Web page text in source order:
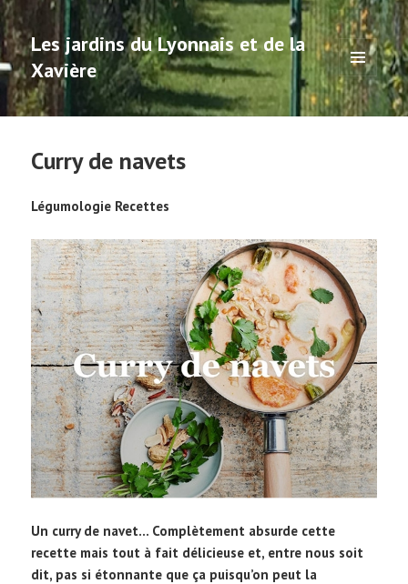
Les jardins du Lyonnais et de la
Xavière
MENU
ET
WIDGETS
Curry de navets
Légumologie Recettes
Un curry de navet… Complètement absurde cette
recette mais tout à fait délicieuse et, entre nous soit
dit, pas si étonnante que ça puisqu’on peut la